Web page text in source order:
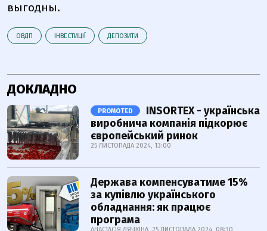
выгодны.
ОВДП ІНВЕСТИЦІЇ ДЕПОЗИТИ
ДОКЛАДНО
PROMOTED
INSORTEX - українська
виробнича компанія підкорює
європейський ринок
25 ЛИСТОПАДА 2024, 13:00
Держава компенсуватиме 15%
за купівлю українського
обладнання: як працює
програма